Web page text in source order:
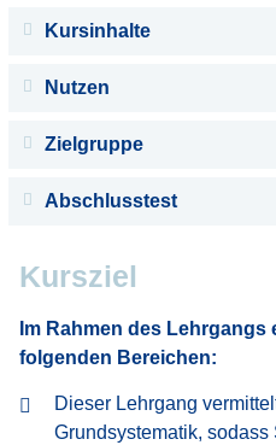
Kursinhalte
Nutzen
Zielgruppe
Abschlusstest
Kursziel
Im Rahmen des
folgenden Bereichen:
Dieser Lehrgang
Grundsystematik,